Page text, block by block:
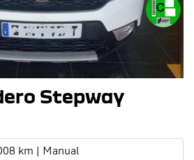
Stepway
km | Manual